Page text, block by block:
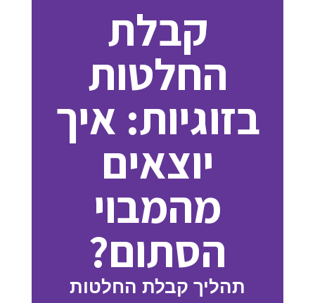
קבלת
החלטות
בזוגיות: איך
יוצאים
מהמבוי
הסתום?
תהליך קבלת החלטות